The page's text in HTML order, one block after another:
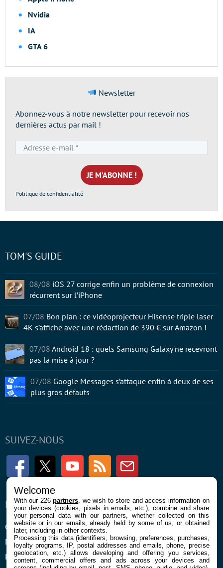
Nvidia
IA
GTA 6
Newsletter
Abonnez-vous à notre newsletter pour recevoir nos
dernières actus par mail !
e-
mail
*
Politique de confidentialité
SUIVEZ-NOUS
FacebookTwitter Youtube RSS Newsletter
ENTREPRISE
Confidentialité et Cookies
Mentions légales et CGU
Préférences Cookies
À PROPOS
Contact
TOM'S GUIDE
08/08 iOS 27 corrige enfin un problème de connexion
récurrent sur l’iPhone
07/08 Bon plan : ce vidéoprojecteur Hisense triple laser
4K s’affiche avec une rédaction de 390 € sur Amazon !
07/08 Android 18 : quels Samsung Galaxy ne recevront
pas la mise à jour ?
07/08 Google Messages s’attaque enfin à deux de ses
plus gros défauts
Welcome
With our 226partners , we wish to store and access information on
your devices (cookies, pixels in emails, etc.), combine and share
your personal data with our partners, whether collected on this
website or in our emails, already held by some of us, or obtained
later, including in other contexts.
Processing this data (identifiers, browsing, preferences, purchases,
loyalty programs, IP, postal addresses and emails, phone, precise
geolocation, etc.) allows developing and offering you services,
content, commercial offers and ads across your devices and